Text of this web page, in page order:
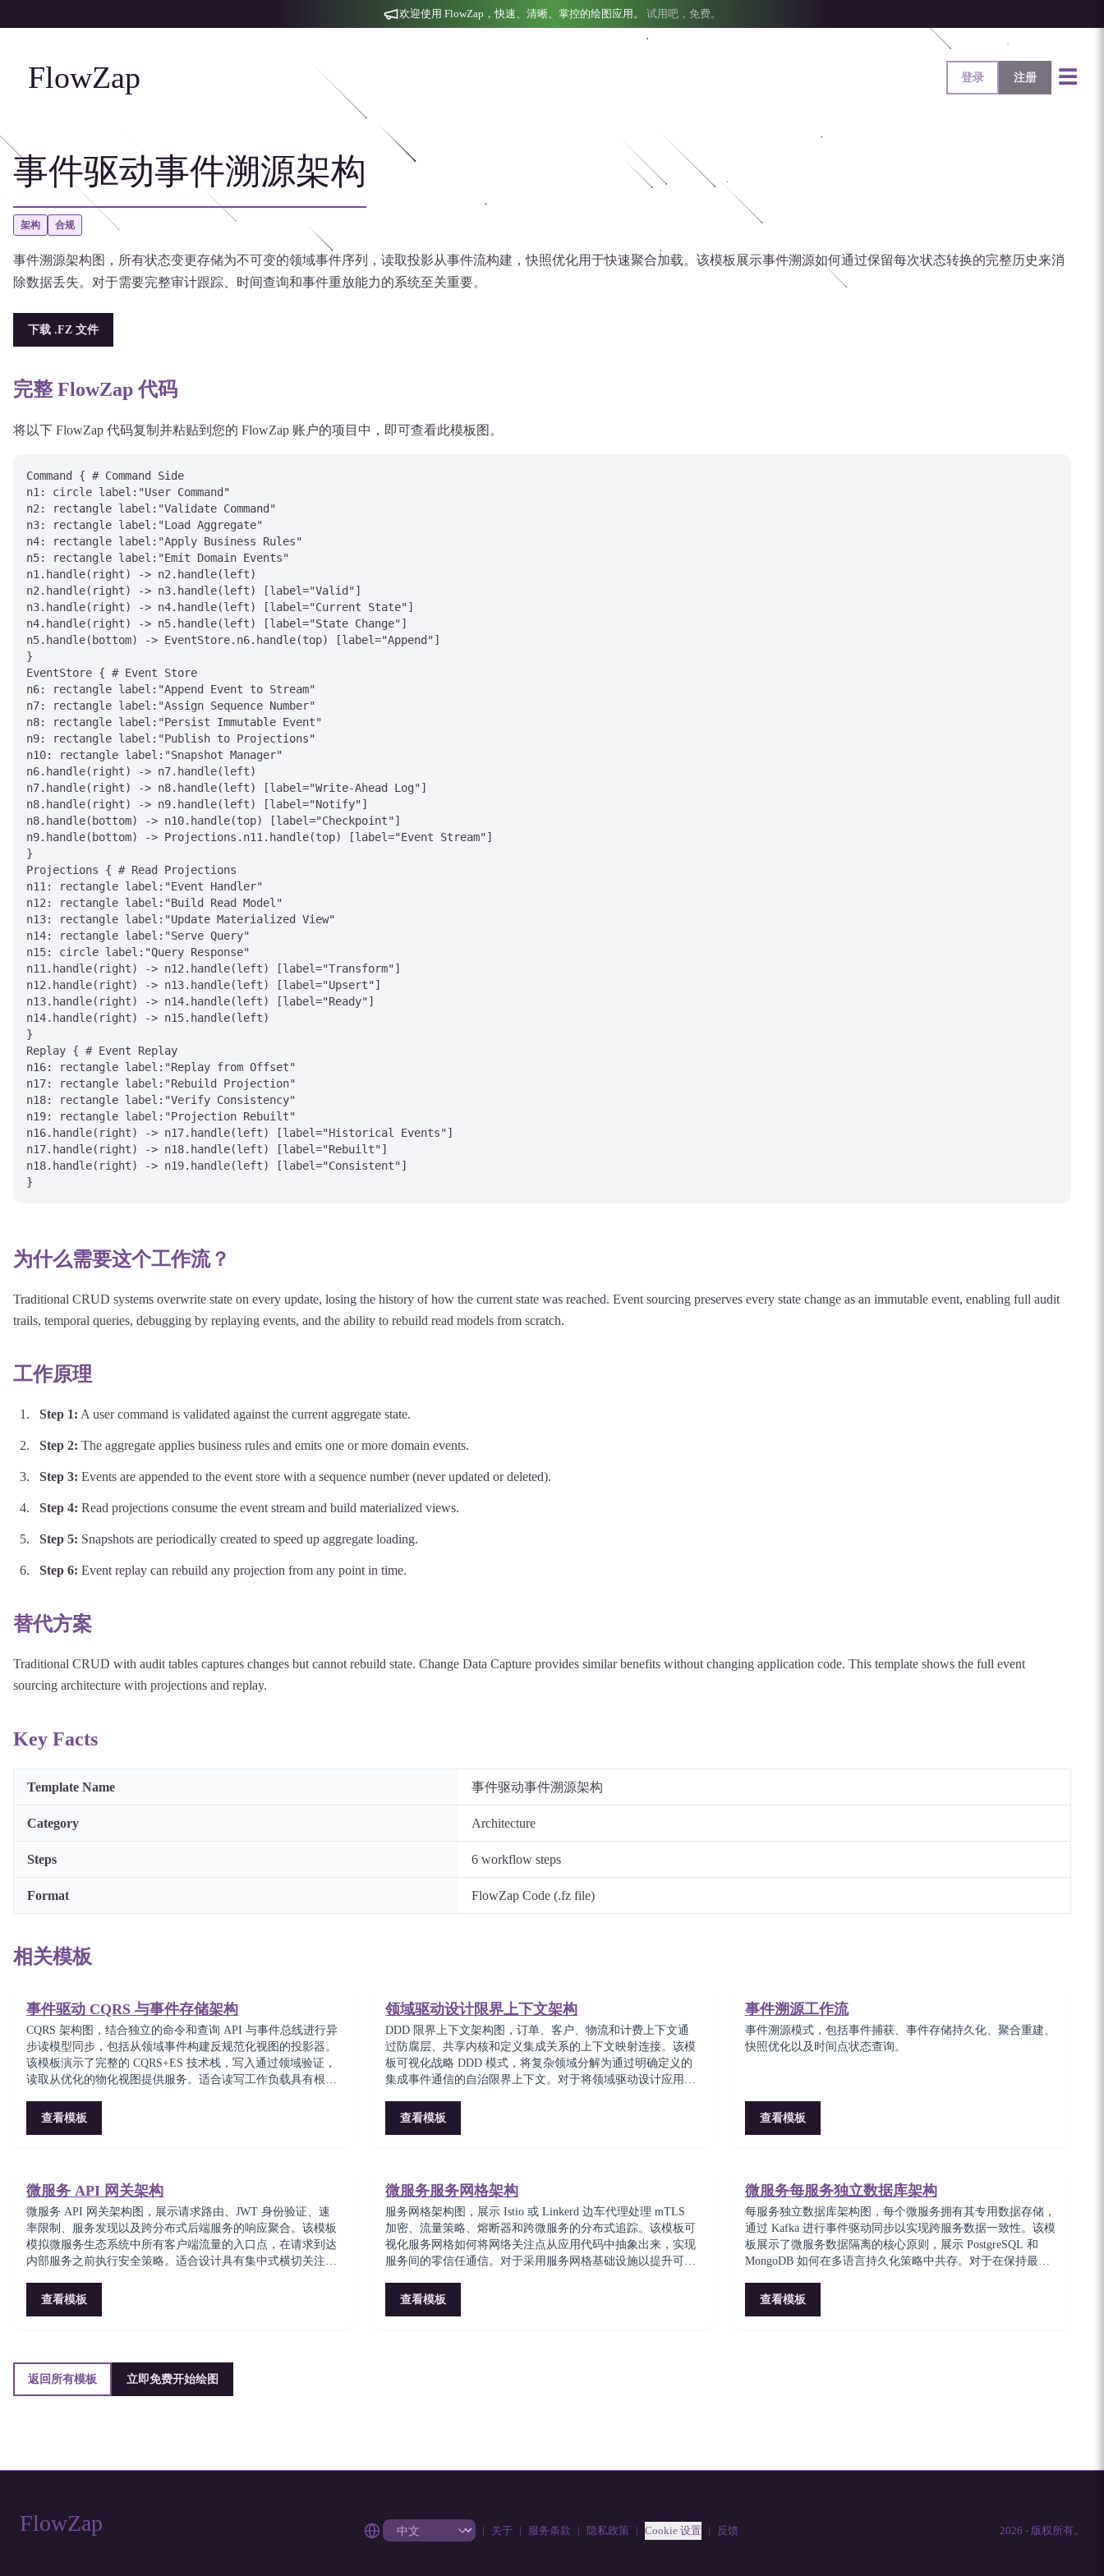
欢迎使用 FlowZap，快速、清晰、掌控的绘图应用。 试用吧，免费。
FlowZap 登录 注册 ☰
事件驱动事件溯源架构
架构 合规
事件溯源架构图，所有状态变更存储为不可变的领域事件序列，读取投影从事件流构建，快照优化用于快速聚合加载。该模板展示事件溯源如何通过保留每次状态转换的完整历史来消
除数据丢失。对于需要完整审计跟踪、时间查询和事件重放能力的系统至关重要。
下载 .FZ 文件
完整 FlowZap 代码
将以下 FlowZap 代码复制并粘贴到您的 FlowZap 账户的项目中，即可查看此模板图。
Command { # Command Side
n1: circle label:"User Command"
n2: rectangle label:"Validate Command"
n3: rectangle label:"Load Aggregate"
n4: rectangle label:"Apply Business Rules"
n5: rectangle label:"Emit Domain Events"
n1.handle(right) -> n2.handle(left)
n2.handle(right) -> n3.handle(left) [label="Valid"]
n3.handle(right) -> n4.handle(left) [label="Current State"]
n4.handle(right) -> n5.handle(left) [label="State Change"]
n5.handle(bottom) -> EventStore.n6.handle(top) [label="Append"]
}
EventStore { # Event Store
n6: rectangle label:"Append Event to Stream"
n7: rectangle label:"Assign Sequence Number"
n8: rectangle label:"Persist Immutable Event"
n9: rectangle label:"Publish to Projections"
n10: rectangle label:"Snapshot Manager"
n6.handle(right) -> n7.handle(left)
n7.handle(right) -> n8.handle(left) [label="Write-Ahead Log"]
n8.handle(right) -> n9.handle(left) [label="Notify"]
n8.handle(bottom) -> n10.handle(top) [label="Checkpoint"]
n9.handle(bottom) -> Projections.n11.handle(top) [label="Event Stream"]
}
Projections { # Read Projections
n11: rectangle label:"Event Handler"
n12: rectangle label:"Build Read Model"
n13: rectangle label:"Update Materialized View"
n14: rectangle label:"Serve Query"
n15: circle label:"Query Response"
n11.handle(right) -> n12.handle(left) [label="Transform"]
n12.handle(right) -> n13.handle(left) [label="Upsert"]
n13.handle(right) -> n14.handle(left) [label="Ready"]
n14.handle(right) -> n15.handle(left)
}
Replay { # Event Replay
n16: rectangle label:"Replay from Offset"
n17: rectangle label:"Rebuild Projection"
n18: rectangle label:"Verify Consistency"
n19: rectangle label:"Projection Rebuilt"
n16.handle(right) -> n17.handle(left) [label="Historical Events"]
n17.handle(right) -> n18.handle(left) [label="Rebuilt"]
n18.handle(right) -> n19.handle(left) [label="Consistent"]
为什么需要这个工作流？
Traditional CRUD systems overwrite state on every update, losing the history of how the current state was reached. Event sourcing preserves every state change as an immutable event, enabling full audit
trails, temporal queries, debugging by replaying events, and the ability to rebuild read models from scratch.
工作原理
Step 1: A user command is validated against the current aggregate state.
Step 2: The aggregate applies business rules and emits one or more domain events.
Step 3: Events are appended to the event store with a sequence number (never updated or deleted).
Step 4: Read projections consume the event stream and build materialized views.
Step 5: Snapshots are periodically created to speed up aggregate loading.
Step 6: Event replay can rebuild any projection from any point in time.
替代方案
Traditional CRUD with audit tables captures changes but cannot rebuild state. Change Data Capture provides similar benefits without changing application code. This template shows the full event
sourcing architecture with projections and replay.
Key Facts
Template Name 事件驱动事件溯源架构
Category Architecture
Steps 6 workflow steps
Format FlowZap Code (.fz file)
相关模板
事件驱动 CQRS 与事件存储架构
CQRS 架构图，结合独立的命令和查询 API 与事件总线进行异
步读模型同步，包括从领域事件构建反规范化视图的投影器。
该模板演示了完整的 CQRS+ES 技术栈，写入通过领域验证，
读取从优化的物化视图提供服务。适合读写工作负载具有根本
查看模板
领域驱动设计限界上下文架构
DDD 限界上下文架构图，订单、客户、物流和计费上下文通
过防腐层、共享内核和定义集成关系的上下文映射连接。该模
板可视化战略 DDD 模式，将复杂领域分解为通过明确定义的
集成事件通信的自治限界上下文。对于将领域驱动设计应用于
查看模板
事件溯源工作流
事件溯源模式，包括事件捕获、事件存储持久化、聚合重建、
快照优化以及时间点状态查询。
查看模板
微服务 API 网关架构
微服务 API 网关架构图，展示请求路由、JWT 身份验证、速
率限制、服务发现以及跨分布式后端服务的响应聚合。该模板
模拟微服务生态系统中所有客户端流量的入口点，在请求到达
内部服务之前执行安全策略。适合设计具有集中式横切关注点
查看模板
微服务服务网格架构
服务网格架构图，展示 Istio 或 Linkerd 边车代理处理 mTLS
加密、流量策略、熔断器和跨微服务的分布式追踪。该模板可
视化服务网格如何将网络关注点从应用代码中抽象出来，实现
服务间的零信任通信。对于采用服务网格基础设施以提升可观
查看模板
微服务每服务独立数据库架构
每服务独立数据库架构图，每个微服务拥有其专用数据存储，
通过 Kafka 进行事件驱动同步以实现跨服务数据一致性。该模
板展示了微服务数据隔离的核心原则，展示 PostgreSQL 和
MongoDB 如何在多语言持久化策略中共存。对于在保持最终
查看模板
返回所有模板 立即免费开始绘图
FlowZap | 关于 | 服务条款 | 隐私政策 | Cookie 设置 | 反馈 2026 - 版权所有。